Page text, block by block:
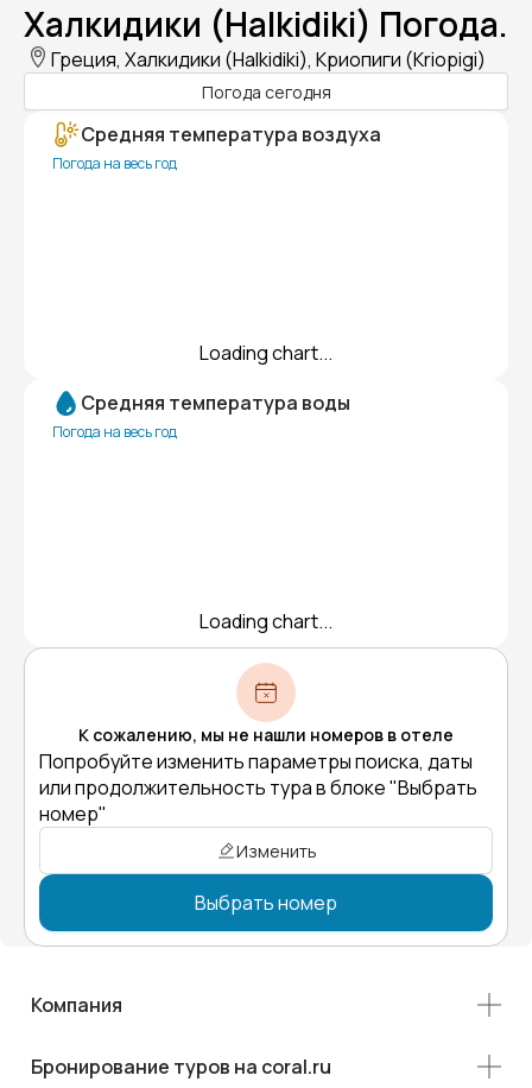
Халкидики (Halkidiki) Погода.
Греция, Халкидики (Halkidiki), Криопиги (Kriopigi)
Погода сегодня
Средняя температура воздуха
Погода на весь год
Loading chart...
Средняя температура воды
Погода на весь год
Loading chart...
К сожалению, мы не нашли номеров в отеле
Попробуйте изменить параметры поиска, даты
или продолжительность тура в блоке "Выбрать
номер"
Изменить
Выбрать номер
Компания
Бронирование туров на coral.ru